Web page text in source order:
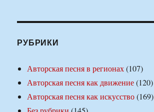
РУБРИКИ
Авторская песня в регионах(107)
Авторская песня как движение(120)
Авторская песня как искусство(169)